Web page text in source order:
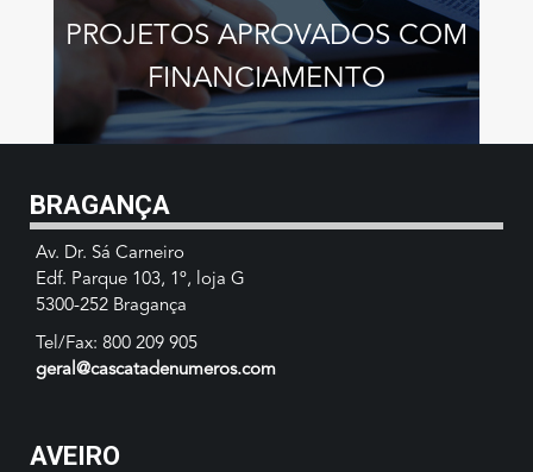
PROJETOS APROVADOS COM
FINANCIAMENTO
BRAGANÇA
Av. Dr. Sá Carneiro
Edf. Parque 103, 1º, loja G
5300-252 Bragança
Tel/Fax: 800 209 905
geral@cascatadenumeros.com
AVEIRO